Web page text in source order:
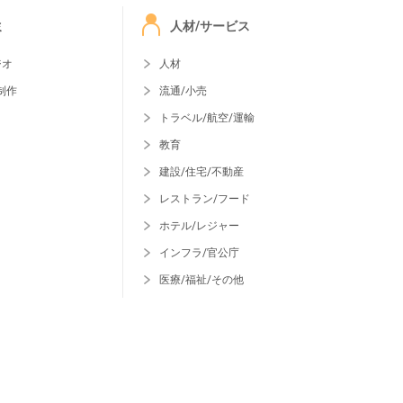
作
人材/サービス
人材
流通/小売
トラベル/航空/運輸
教育
建設/住宅/不動産
レストラン/フード
ホテル/レジャー
インフラ/官公庁
医療/福祉/その他